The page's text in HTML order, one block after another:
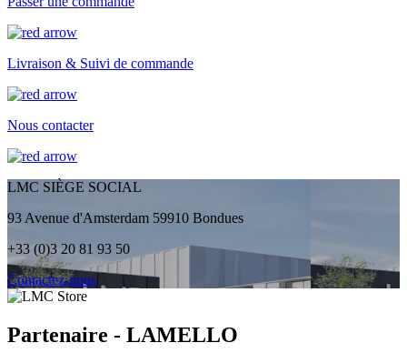
Livraison & Suivi de commande
Nous contacter
LMC SIÈGE SOCIAL
93 Avenue d'Amsterdam 59910 Bondues
+33 (0)3 20 81 93 50
Contactez-nous
Partenaire - LAMELLO